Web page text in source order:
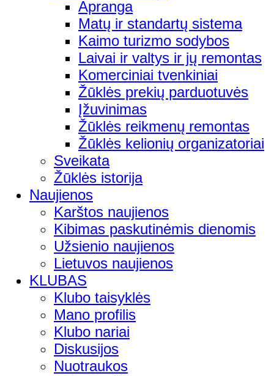
Apranga
Matų ir standartų sistema
Kaimo turizmo sodybos
Laivai ir valtys ir jų remontas
Komerciniai tvenkiniai
Žūklės prekių parduotuvės
Įžuvinimas
Žūklės reikmenų remontas
Žūklės kelionių organizatoriai
Sveikata
Žūklės istorija
Naujienos
Karštos naujienos
Kibimas paskutinėmis dienomis
Užsienio naujienos
Lietuvos naujienos
KLUBAS
Klubo taisyklės
Mano profilis
Klubo nariai
Diskusijos
Nuotraukos